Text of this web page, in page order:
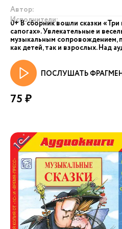
Автор:
Исполнители:
0+ В сборник вошли сказки
сапогах». Увлекательные и
музыкальным сопровождением,
как детей, так и взрослых. Над
ПОСЛУШАТЬ
75 ₽